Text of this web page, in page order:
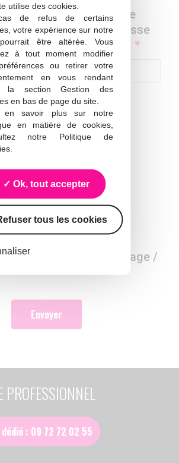
utilise des cookies.
de refus de certains
votre expérience sur notre
être altérée. Vous
à tout moment modifier
ou retirer votre
en vous rendant
la section Gestion des
en bas de page du site.
en savoir plus sur notre
en matière de cookies,
notre Politique de
.
Ok, tout accepter
tous les cookies
Votre
adresse
mail
*
concerne *
relative aux
de maître d'apprentissage /
Envoyer
PROFESSIONNEL
: 09 72 72 02 55